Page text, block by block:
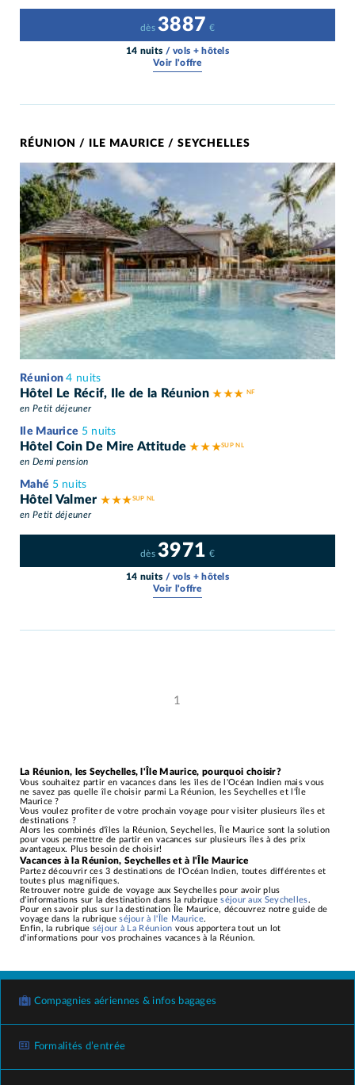
dès3887 €
14 nuits / vols + hôtels
Voir l'offre
RÉUNION / ILE MAURICE / SEYCHELLES
Réunion4 nuits
Hôtel Le Récif, Ile de la Réunion★ ★ ★
en Petit déjeuner
Ile Maurice 5 nuits
Hôtel Coin De Mire Attitude★ ★ ★
en Demi pension
Mahé 5 nuits
Hôtel Valmer ★ ★ ★
en Petit déjeuner
dès3971 €
14 nuits / vols + hôtels
Voir l'offre
1
La Réunion, les Seychelles, l'Île Maurice, pourquoi choisir?
Vous souhaitez partir en vacances dans les îles de l'Océan Indien mais vous
ne savez pas quelle île choisir parmi La Réunion, les Seychelles et l'Île
Maurice ?
Vous voulez profiter de votre prochain voyage pour visiter plusieurs îles et
destinations ?
Alors les combinés d'îles la Réunion, Seychelles, Île Maurice sont la solution
pour vous permettre de partir en vacances sur plusieurs îles à des prix
avantageux. Plus besoin de choisir!
Vacances à la Réunion, Seychelles et à l'Île Maurice
Partez découvrir ces 3 destinations de l'Océan Indien, toutes différentes et
toutes plus magnifiques.
Retrouver notre guide de voyage aux Seychelles pour avoir plus
d'informations sur la destination dans la rubriqueséjour aux Seychelles.
Pour en savoir plus sur la destination Île Maurice, découvrez notre guide de
voyage dans la rubriqueséjour à l'Île Maurice.
Enfin, la rubrique séjour à La Réunion vous apportera tout un lot
d'informations pour vos prochaines vacances à la Réunion.
Compagnies aériennes & infos bagages
Formalités d’entrée